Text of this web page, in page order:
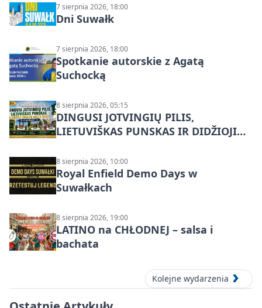
7 sierpnia 2026, 18:00
Dni Suwałk
7 sierpnia 2026, 18:00
Spotkanie autorskie z Agatą
Suchocką
8 sierpnia 2026, 05:15
DINGUSI JOTVINGIŲ PILIS,
LIETUVIŠKAS PUNSKAS IR DIDŽIOJI
DZŪKIJOS – jednodienė kelionė
8 sierpnia 2026, 10:00
Royal Enfield Demo Days w
Suwałkach
8 sierpnia 2026, 19:00
LATINO na CHŁODNEJ – salsa i
bachata
Kolejne wydarzenia